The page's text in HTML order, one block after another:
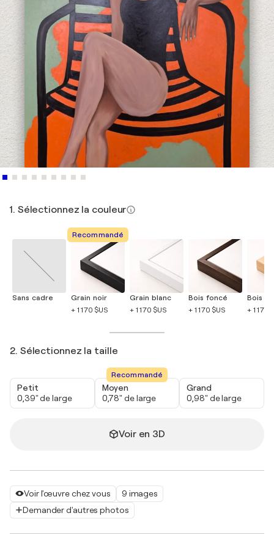
Voir l'œuvre chez vous
9 images
Demander d'autres photos
1. Sélectionnez la couleur
Sans cadre
Recommandé
Grain noir
+ 1 170 $US
Grain blanc
+ 1 170 $US
Bois foncé
+ 1 170 $US
Bois
+ 1 170
2. Sélectionnez la taille
Petit
0,39" de large
Recommandé
Moyen
0,78" de large
Grand
0,98" de large
Voir en 3D